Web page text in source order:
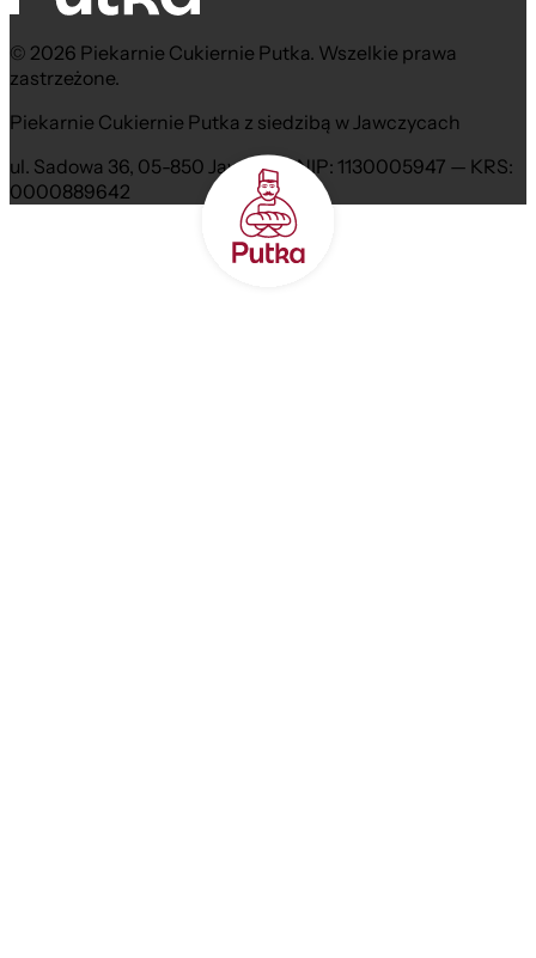
© 2026 Piekarnie Cukiernie Putka. Wszelkie prawa
zastrzeżone.
Piekarnie Cukiernie Putka z siedzibą w Jawczycach
ul. Sadowa 36, 05-850 Jawczyce NIP: 1130005947 — KRS:
0000889642